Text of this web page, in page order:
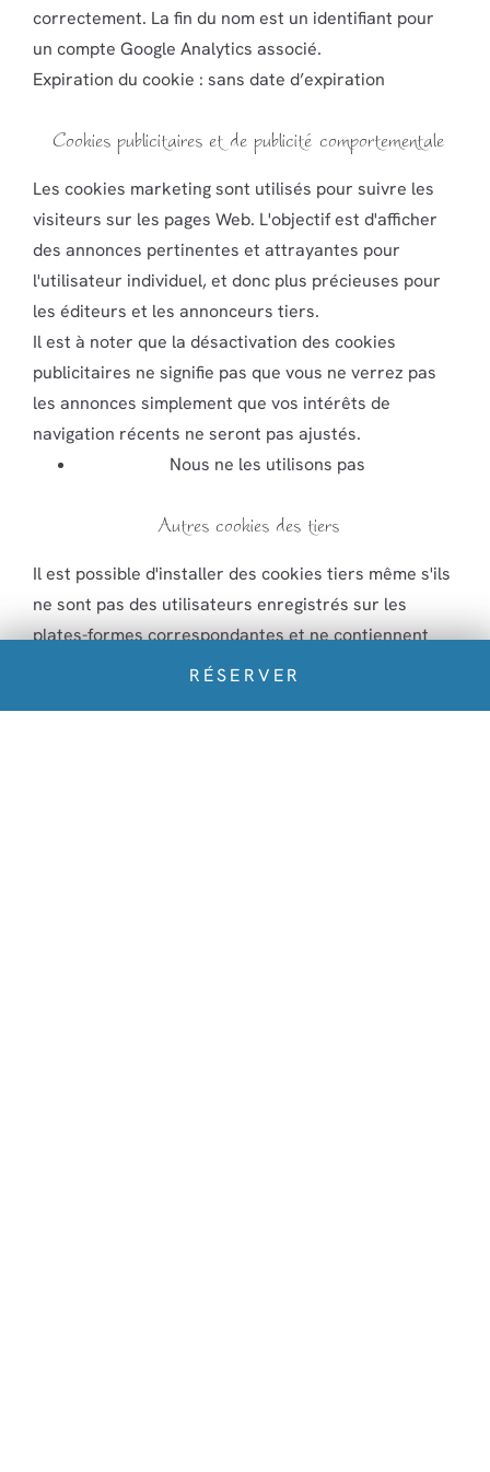
correctement. La fin du nom est un identifiant pour
un compte Google Analytics associé.
Expiration du cookie : sans date d’expiration
Cookies publicitaires et de publicité comportementale
Les cookies marketing sont utilisés pour suivre les
visiteurs sur les pages Web. L'objectif est d'afficher
des annonces pertinentes et attrayantes pour
l'utilisateur individuel, et donc plus précieuses pour
les éditeurs et les annonceurs tiers.
Il est à noter que la désactivation des cookies
publicitaires ne signifie pas que vous ne verrez pas
les annonces simplement que vos intérêts de
navigation récents ne seront pas ajustés.
Nous ne les utilisons pas
Autres cookies des tiers
Il est possible d'installer des cookies tiers même s'ils
ne sont pas des utilisateurs enregistrés sur les
plates-formes correspondantes et ne contiennent
pas d'informations personnelles ou pertinentes. C'est
RÉSERVER